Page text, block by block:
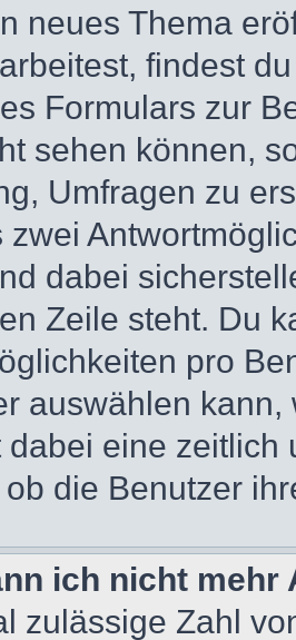
neues Thema
findest
Formulars zur
sehen können,
Umfragen zu
zwei
dabei
Zeile steht. Du
pro
auswählen
dabei eine
die Benutzer
ich nicht
zulässige Zahl